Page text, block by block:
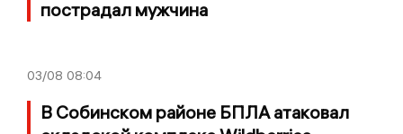
пострадал мужчина
03/08 08:04
В Собинском районе БПЛА атаковал